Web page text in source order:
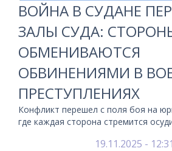
ВОЙНА В СУДАНЕ
ЗАЛЫ СУДА:
ОБМЕНИВАЮТСЯ
ОБВИНЕНИЯМИ В
ПРЕСТУПЛЕНИЯХ
Конфликт перешел с поля боя на
где каждая сторона стремится
19.11.2025 - 12:31